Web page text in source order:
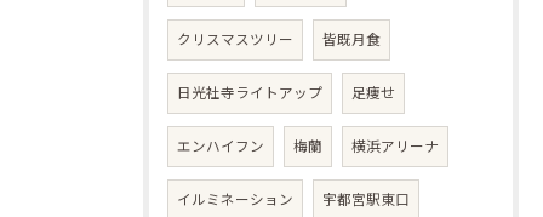
クリスマスツリー 皆既月食
日光社寺ライトアップ 足痩せ
エンハイフン 梅蘭 横浜アリーナ
イルミネーション 宇都宮駅東口